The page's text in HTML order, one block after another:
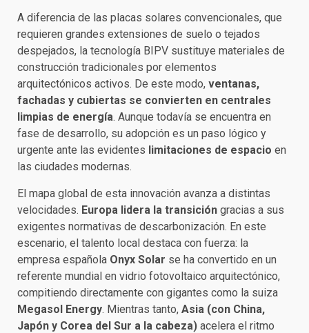
A diferencia de las placas solares convencionales, que
requieren grandes extensiones de suelo o tejados
despejados, la tecnología BIPV sustituye materiales de
construcción tradicionales por elementos
arquitectónicos activos. De este modo, ventanas,
fachadas y cubiertas se convierten en centrales
limpias de energía. Aunque todavía se encuentra en
fase de desarrollo, su adopción es un paso lógico y
urgente ante las evidentes limitaciones de espacio en
las ciudades modernas.
El mapa global de esta innovación avanza a distintas
velocidades. Europa lidera la transición gracias a sus
exigentes normativas de descarbonización. En este
escenario, el talento local destaca con fuerza: la
empresa española Onyx Solar se ha convertido en un
referente mundial en vidrio fotovoltaico arquitectónico,
compitiendo directamente con gigantes como la suiza
Megasol Energy. Mientras tanto, Asia (con China,
Japón y Corea del Sur a la cabeza) acelera el ritmo